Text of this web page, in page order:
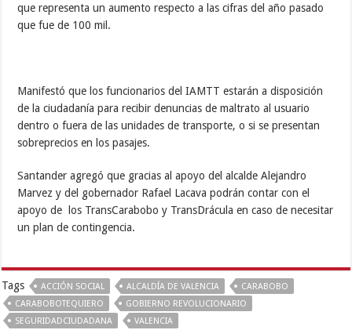
que representa un aumento respecto a las cifras del año pasado
que fue de 100 mil.
Manifestó que los funcionarios del IAMTT estarán a disposición
de la ciudadanía para recibir denuncias de maltrato al usuario
dentro o fuera de las unidades de transporte, o si se presentan
sobreprecios en los pasajes.
Santander agregó que gracias al apoyo del alcalde Alejandro
Marvez y del gobernador Rafael Lacava podrán contar con el
apoyo de los TransCarabobo y TransDrácula en caso de necesitar
un plan de contingencia.
Tags ACCIÓN SOCIAL ALCALDÍA DE VALENCIA
CARABOBO
CARABOBOTEQUIERO
GOBIERNO REVOLUCIONARIO
SEGURIDADCIUDADANA
VALENCIA